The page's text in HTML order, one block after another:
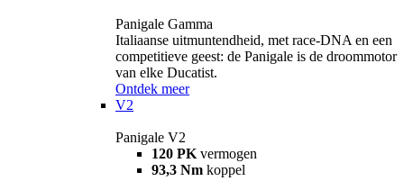
Panigale Gamma
Italiaanse uitmuntendheid, met race-DNA en een
competitieve geest: de Panigale is de droommotor
van elke Ducatist.
Ontdek meer
V2
Panigale V2
120 PK vermogen
93,3 Nm koppel